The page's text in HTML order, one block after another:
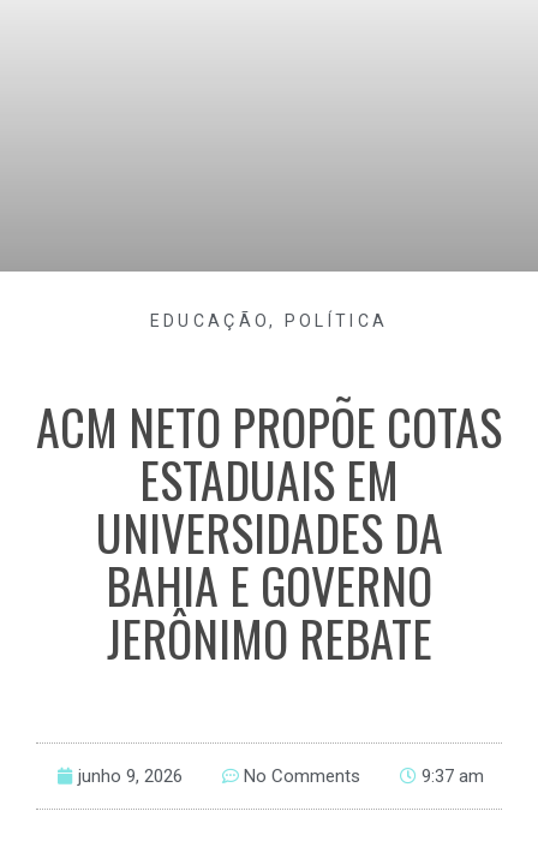
EDUCAÇÃO, POLÍTICA
ACM NETO PROPÕE COTAS
ESTADUAIS EM
UNIVERSIDADES DA
BAHIA E GOVERNO
JERÔNIMO REBATE
junho 9, 2026 No Comments 9:37 am